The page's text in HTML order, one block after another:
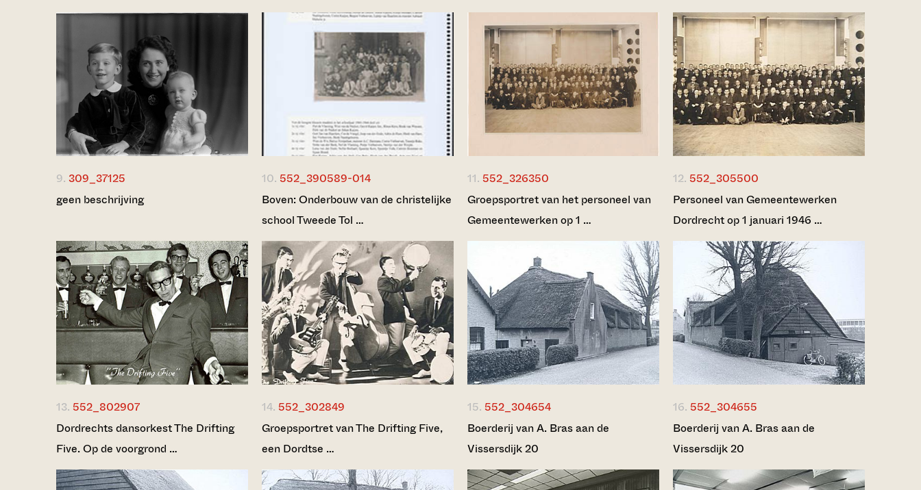
9. 309_37125
geen beschrijving
10. 552_390589-014
Boven: Onderbouw van de christelijke
school Tweede Tol …
11. 552_326350
Groepsportret van het personeel van
Gemeentewerken op 1 …
12. 552_305500
Personeel van Gemeentewerken
Dordrecht op 1 januari 1946 …
13. 552_802907
Dordrechts dansorkest The Drifting
Five. Op de voorgrond …
14. 552_302849
Groepsportret van The Drifting Five,
een Dordtse …
15. 552_304654
Boerderij van A. Bras aan de
Vissersdijk 20
16. 552_304655
Boerderij van A. Bras aan de
Vissersdijk 20